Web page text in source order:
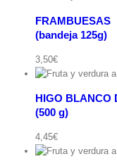
FRAMBUESAS
(bandeja 125g)
3,50€
HIGO BLANCO
(500 g)
4,45€